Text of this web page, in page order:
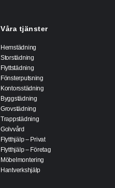
Våra tjänster
Hemstädning
Storstädning
Flyttstädning
Fönsterputsning
Kontorsstädning
Byggstädning
Grovstädning
Trappstädning
Golvvård
Flytthjälp – Privat
Flytthjälp – Företag
Möbelmontering
Hantverkshjälp